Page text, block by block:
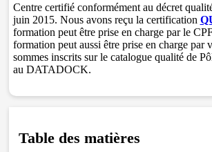
Centre certifié conformément au décret
juin 2015. Nous avons reçu la certification
formation peut être prise en charge par le
formation peut aussi être prise en charge par
sommes inscrits sur le catalogue qualité de
au DATADOCK.
Table des matières